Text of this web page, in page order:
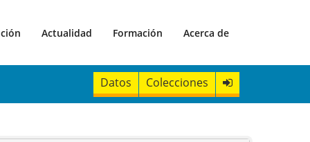
Actualidad Formación Acerca de
Datos Colecciones